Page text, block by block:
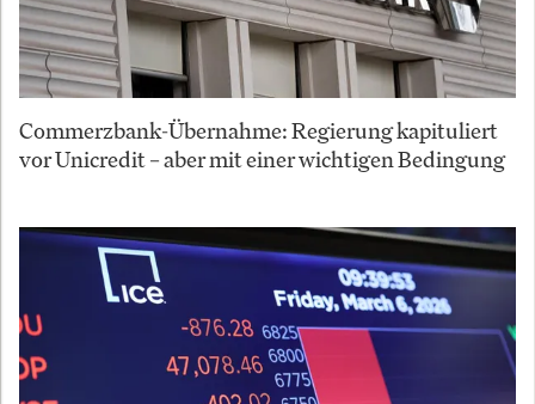
Commerzbank-Übernahme: Regierung kapituliert
vor Unicredit – aber mit einer wichtigen Bedingung